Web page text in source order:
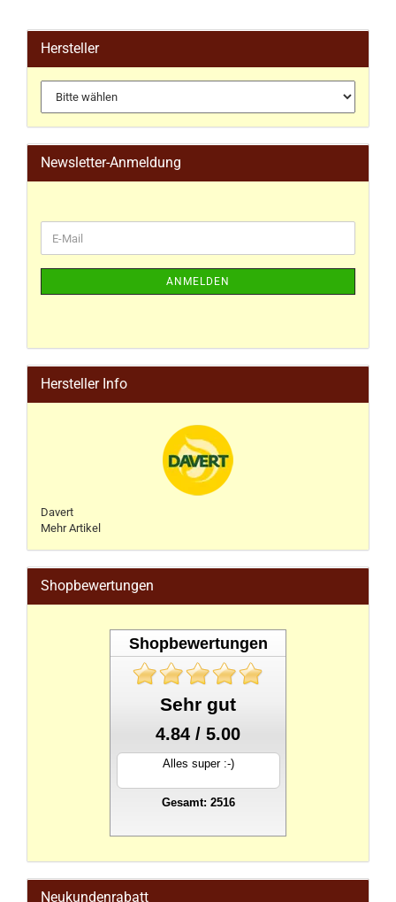
Hersteller
Newsletter-Anmeldung
ANMELDEN
Hersteller Info
Davert
Mehr Artikel
Shopbewertungen
Shopbewertungen
Sehr gut
4.84 / 5.00
Alles super :-)
Gesamt: 2516
Neukundenrabatt